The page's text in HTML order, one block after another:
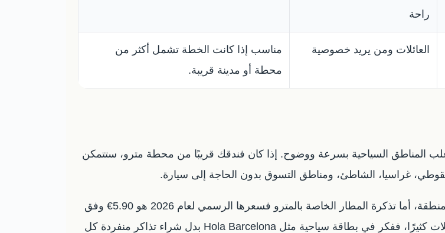
راحة
العائلات ومن يريد خصوصية
مناسب إذا كانت الخطة تشمل أكثر من
محطة أو مدينة قريبة.
أغلب المناطق السياحية بسرعة ووضوح. إذا كان فندقك قريبًا من محطة مترو، ستتمكن
غراسيا، الشاطئ، ومناطق التسوق بدون الحاجة إلى سيارة.
تذكرة المترو العادية والبطاقات تختلف حسب نوع الاستخدام والمنطقة، أما تذكرة المطار الخاصة بالمترو فسعرها الرسمي لعام 2026 هو 5.90€ وفق
صفحة TMB الرسمية. إذا كانت رحلتك قصيرة وتستخدم المواصلات كثيرًا، ففكر في بطاقة سياحية مثل Hola Barcelona بدل شراء تذاكر منفردة كل